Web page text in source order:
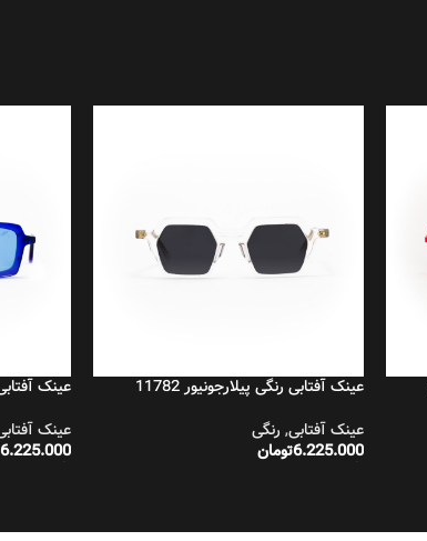
عینک آفتابی رنگی پیلارجونیور 11782
عینک آفتابی, رنگی
6.225.000تومان
عینک آفتابی
عینک
6.225.000